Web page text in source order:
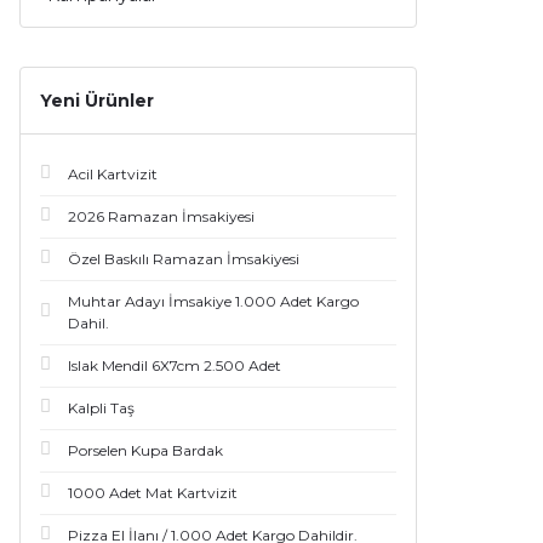
Yeni Ürünler
Acil Kartvizit
2026 Ramazan İmsakiyesi
Özel Baskılı Ramazan İmsakiyesi
Muhtar Adayı İmsakiye 1.000 Adet Kargo
Dahil.
Islak Mendil 6X7cm 2.500 Adet
Kalpli Taş
Porselen Kupa Bardak
1000 Adet Mat Kartvizit
Pizza El İlanı / 1.000 Adet Kargo Dahildir.